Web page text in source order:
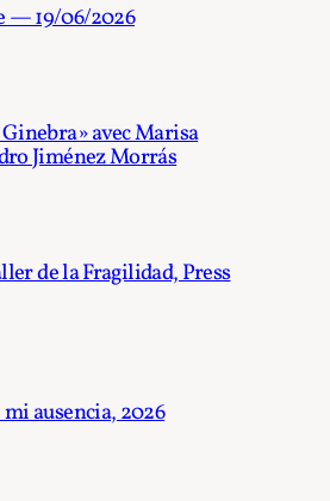
— 19/06/2026
avec Marisa
Jiménez Morrás
de la Fragilidad, Press
ausencia, 2026